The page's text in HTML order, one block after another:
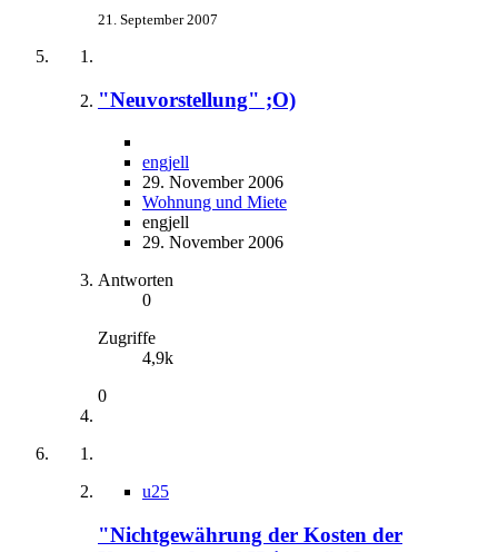
21. September 2007
"Neuvorstellung" ;O)
engjell
29. November 2006
Wohnung und Miete
engjell
29. November 2006
Antworten
0
Zugriffe
4,9k
0
u25
"Nichtgewährung der Kosten der